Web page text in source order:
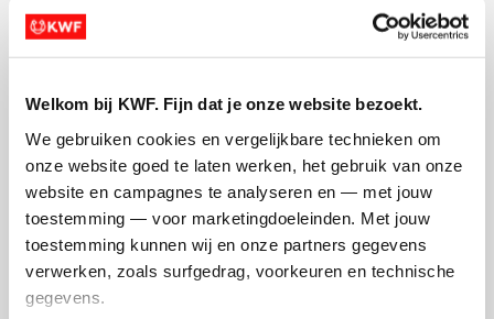
Welkom bij KWF. Fijn dat je onze website bezoekt.
We gebruiken cookies en vergelijkbare technieken om
onze website goed te laten werken, het gebruik van onze
website en campagnes te analyseren en — met jouw
toestemming — voor marketingdoeleinden. Met jouw
toestemming kunnen wij en onze partners gegevens
verwerken, zoals surfgedrag, voorkeuren en technische
gegevens.
Ik wil bijdragen aan de transactiekosten
en betaal €0.75 extra.
Doneer nu